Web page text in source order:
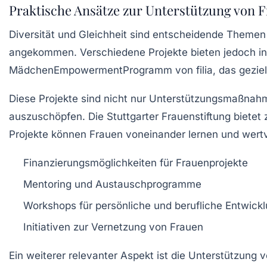
Praktische Ansätze zur Unterstützung von
Diversität und Gleichheit sind entscheidende
angekommen. Verschiedene Projekte bieten jedoch
MädchenEmpowermentProgramm von filia, das
Diese Projekte sind nicht nur
auszuschöpfen. Die Stuttgarter Frauenstiftung bietet
Projekte können Frauen voneinander lernen und
Finanzierungsmöglichkeiten für Frauenprojekte
Mentoring und Austauschprogramme
Workshops für persönliche und berufliche
Initiativen zur Vernetzung von Frauen
Ein weiterer relevanter Aspekt ist die Unterstützung